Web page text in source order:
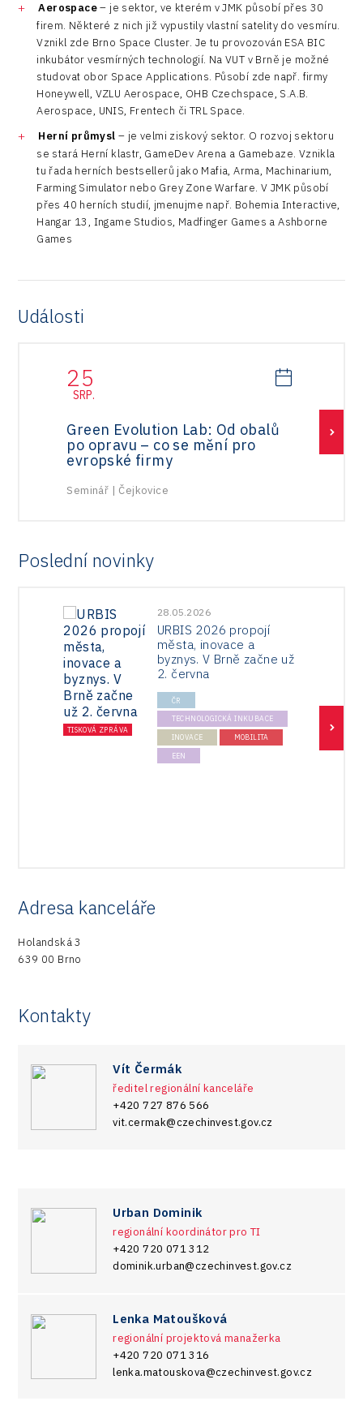
Aerospace– je sektor, ve kterém v JMK působí přes 30
firem. Některé z nich již vypustily vlastní satelity do vesmíru.
Vznikl zde Brno Space Cluster. Je tu provozován ESA BIC
inkubátor vesmírných technologií. Na VUT v Brně je možné
studovat obor Space Applications. Působí zde např. firmy
Honeywell, VZLU Aerospace, OHB Czechspace, S.A.B.
Aerospace, UNIS, Frentech či TRL Space.
Herní průmysl – je velmi ziskový sektor. O rozvoj sektoru
se stará Herní klastr, GameDev Arena a Gamebaze. Vznikla
tu řada herních bestsellerů jako Mafia, Arma, Machinarium,
Farming Simulator nebo Grey Zone Warfare. V JMK působí
přes 40 herních studií, jmenujme např. Bohemia Interactive,
Hangar 13, Ingame Studios, Madfinger Games a Ashborne
Games
Události
25
SRP.
Green Evolution Lab: Od obalů
po opravu – co se mění pro
evropské firmy
Seminář | Čejkovice
Poslední novinky
TISKOVÁ ZPRÁVA
28.05.2026
URBIS 2026 propojí
města, inovace a
byznys. V Brně začne už
2. června
ČR
TECHNOLOGICKÁ INKUBACE
INOVACE MOBILITA
EEN
Adresa kanceláře
Holandská 3
639 00 Brno
Kontakty
Vít Čermák
ředitel regionální kanceláře
+420 727 876 566
vit.cermak@czechinvest.gov.cz
Urban Dominik
regionální koordinátor pro TI
+420 720 071 312
dominik.urban@czechinvest.gov.cz
Lenka Matoušková
regionální projektová manažerka
+420 720 071 316
lenka.matouskova@czechinvest.gov.cz